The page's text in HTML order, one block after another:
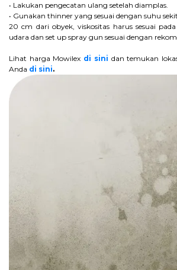
• Lakukan pengecatan ulang setelah diamplas.
• Gunakan thinner yang sesuai dengan suhu
20 cm dari obyek, viskositas harus sesuai
udara dan set up spray gun sesuai dengan
Lihat harga Mowilex di sini dan temukan
Anda di sini.